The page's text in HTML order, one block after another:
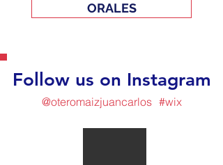
ORALES
Follow us on Instagram
#wix
@oteromaizjuancarlos